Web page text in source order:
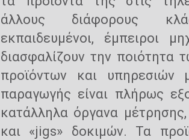
άλλους διάφορους
εκπαιδευμένοι, έμπειροι
διασφαλίζουν την ποιότητα
προϊόντων και υπηρεσιών
παραγωγής είναι πλήρως
κατάλληλα όργανα μέτρησης,
και «jigs» δοκιμών. Τα